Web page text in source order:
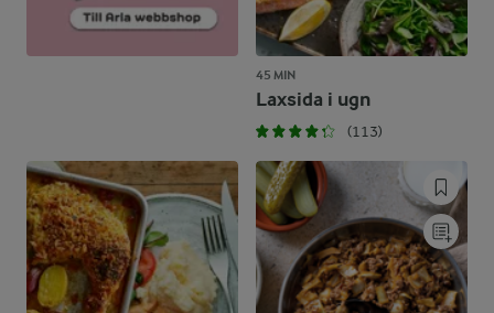
45 MIN
Laxsida i ugn
(113)